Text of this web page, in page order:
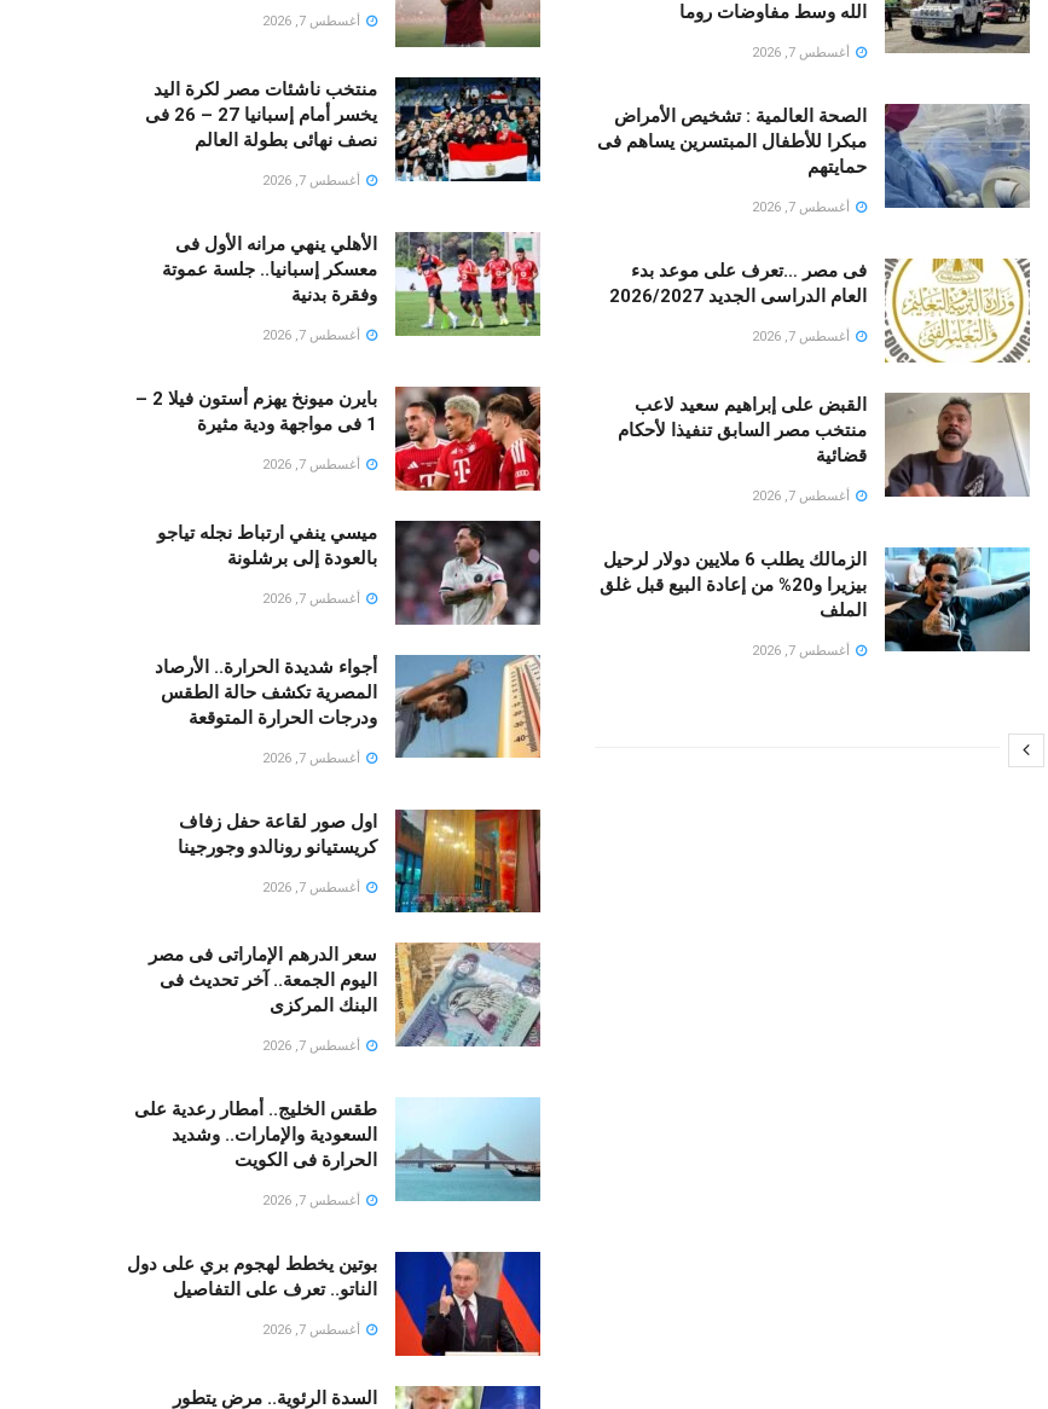
الله وسط مفاوضات روما
أغسطس 7, 2026
الصحة العالمية : تشخيص الأمراض
مبكرا للأطفال المبتسرين يساهم فى
حمايتهم
أغسطس 7, 2026
فى مصر …تعرف على موعد بدء
العام الدراسى الجديد 2026/2027
أغسطس 7, 2026
القبض على إبراهيم سعيد لاعب
منتخب مصر السابق تنفيذا لأحكام
قضائية
أغسطس 7, 2026
الزمالك يطلب 6 ملايين دولار لرحيل
بيزيرا و20% من إعادة البيع قبل غلق
الملف
أغسطس 7, 2026
أغسطس 7, 2026
منتخب ناشئات مصر لكرة اليد
يخسر أمام إسبانيا 27 – 26 فى
نصف نهائى بطولة العالم
أغسطس 7, 2026
الأهلي ينهي مرانه الأول فى
معسكر إسبانيا.. جلسة عموتة
وفقرة بدنية
أغسطس 7, 2026
بايرن ميونخ يهزم أستون فيلا 2 –
1 فى مواجهة ودية مثيرة
أغسطس 7, 2026
ميسي ينفي ارتباط نجله تياجو
بالعودة إلى برشلونة
أغسطس 7, 2026
أجواء شديدة الحرارة.. الأرصاد
المصرية تكشف حالة الطقس
ودرجات الحرارة المتوقعة
أغسطس 7, 2026
اول صور لقاعة حفل زفاف
كريستيانو رونالدو وجورجينا
أغسطس 7, 2026
سعر الدرهم الإماراتى فى مصر
اليوم الجمعة.. آخر تحديث فى
البنك المركزى
أغسطس 7, 2026
طقس الخليج.. أمطار رعدية على
السعودية والإمارات.. وشديد
الحرارة فى الكويت
أغسطس 7, 2026
بوتين يخطط لهجوم بري على دول
الناتو.. تعرف على التفاصيل
أغسطس 7, 2026
السدة الرئوية.. مرض يتطور